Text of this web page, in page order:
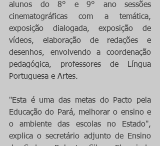
alunos do 8° e 9° ano sessões
cinematográficas com a temática,
exposição dialogada, exposição de
vídeos, elaboração de redações e
desenhos, envolvendo a coordenação
pedagógica, professores de Língua
Portuguesa e Artes.
"Esta é uma das metas do Pacto pela
Educação do Pará, melhorar o ensino e
o ambiente das escolas no Estado",
explica o secretário adjunto de Ensino